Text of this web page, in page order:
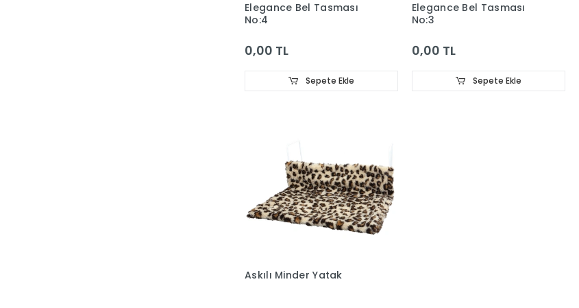
Elegance Bel Tasması
No:4
0,00 TL
Sepete Ekle
Elegance Bel Tasması
No:3
0,00 TL
Sepete Ekle
Askılı Minder Yatak